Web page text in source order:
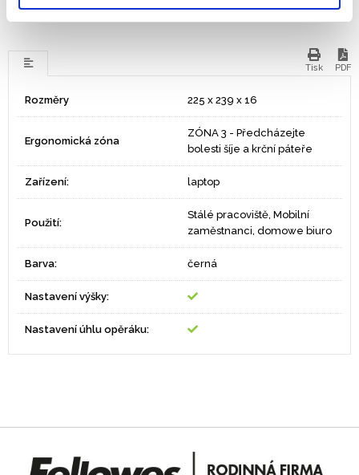
Tisk PDF
Rozměry 225 x 239 x 16
Ergonomická zóna
ZÓNA 3 - Předcházejte
bolesti šíje a krční páteře
Zařízení: laptop
Použití:
Stálé pracoviště, Mobilní
zaměstnanci, domowe biuro
Barva: černá
Nastavení výšky:
Nastavení úhlu opěráku: